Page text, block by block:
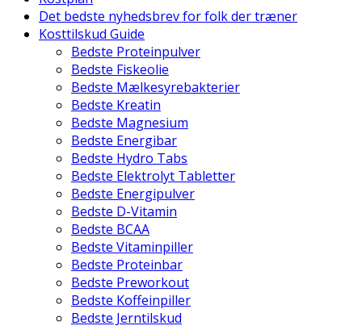
Det bedste nyhedsbrev for folk der træner
Kosttilskud Guide
Bedste Proteinpulver
Bedste Fiskeolie
Bedste Mælkesyrebakterier
Bedste Kreatin
Bedste Magnesium
Bedste Energibar
Bedste Hydro Tabs
Bedste Elektrolyt Tabletter
Bedste Energipulver
Bedste D-Vitamin
Bedste BCAA
Bedste Vitaminpiller
Bedste Proteinbar
Bedste Preworkout
Bedste Koffeinpiller
Bedste Jerntilskud